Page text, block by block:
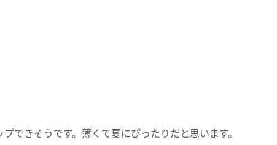
できそうです。薄くて夏にぴったりだと思います。